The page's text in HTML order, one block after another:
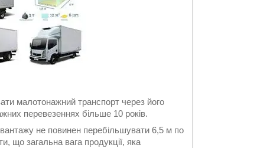
малотонажний транспорт через його
перевезеннях більше 10 років.
не повинен перебільшувати 6,5 м по
що загальна вага продукції, яка